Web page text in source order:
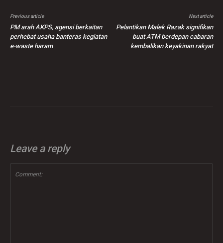
Previous article
PM arah AKPS, agensi berkaitan
perhebat usaha banteras kegiatan
e-waste haram
Next article
Pelantikan Malek Razak signifikan
buat ATM berdepan cabaran
kembalikan keyakinan rakyat
Leave a reply